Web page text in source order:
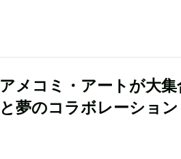
アメコミ・アートが大
と夢のコラボレーション